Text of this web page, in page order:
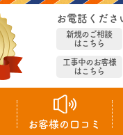
お電話くだ
新規のご相談
はこちら
工事中のお客様
はこちら
お客様の口コミ